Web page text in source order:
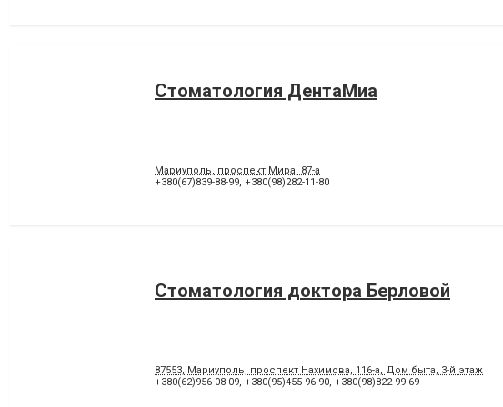
Стоматология ДентаМиа
Мариуполь, проспект Мира, 87-а
+380(67)839-88-99, +380(98)282-11-80
Стоматология доктора Берловой
87553, Мариуполь, проспект Нахимова, 116-а, Дом быта, 3-й этаж
+380(62)956-08-09, +380(95)455-96-90, +380(98)822-99-69